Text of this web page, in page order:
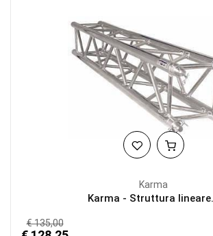
Karma
Karma - Struttura
€ 135,00